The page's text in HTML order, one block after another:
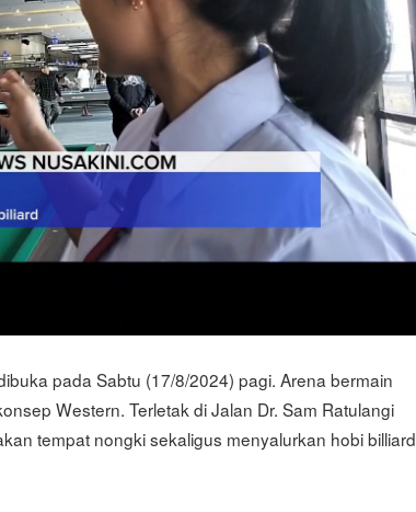
pada Sabtu (17/8/2024) pagi. Arena bermain
Western. Terletak di Jalan Dr. Sam Ratulangi
tempat nongki sekaligus menyalurkan hobi billiard